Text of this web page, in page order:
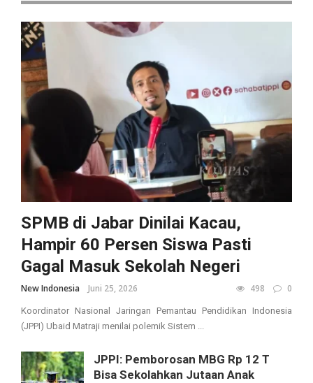
SPMB di Jabar Dinilai Kacau,
Hampir 60 Persen Siswa Pasti
Gagal Masuk Sekolah Negeri
New Indonesia Juni 25, 2026 498 0
Koordinator Nasional Jaringan Pemantau Pendidikan Indonesia
(JPPI) Ubaid Matraji menilai polemik Sistem ...
JPPI: Pemborosan MBG Rp 12 T
Bisa Sekolahkan Jutaan Anak